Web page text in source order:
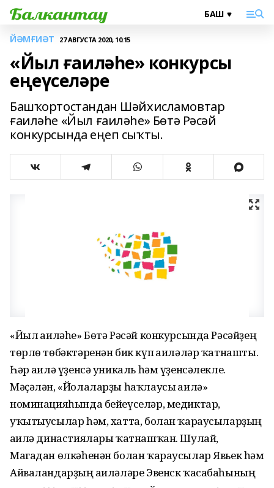
ЙӘМҒИӘТ 27 АВГУСТА 2020, 10:15
«Йыл ғаиләһе» конкурсы
еңеүселәре
Башҡортостандан Шәйхисламовтар
ғаиләһе «Йыл ғаиләһе» Бөтә Рәсәй
конкурсында еңеп сыҡты.
«Йыл ғаиләһе» Бөтә Рәсәй конкурсында Рәсәйҙең
төрлө төбәктәренән бик күп ғаиләләр ҡатнашты.
Һәр ғаилә үҙенсә уникаль һәм үҙенсәлекле.
Мәҫәлән, «Йолаларҙы һаҡлаусы ғаилә»
номинацияһында бейеүселәр, медиктар,
уҡытыусылар һәм, хатта, болан ҡараусыларҙың
ғаилә династиялары ҡатнашҡан. Шулай,
Магадан өлкәһенән болан ҡараусылар Явьек һәм
Айваландарҙың ғаиләләре Эвенск ҡасабаһының